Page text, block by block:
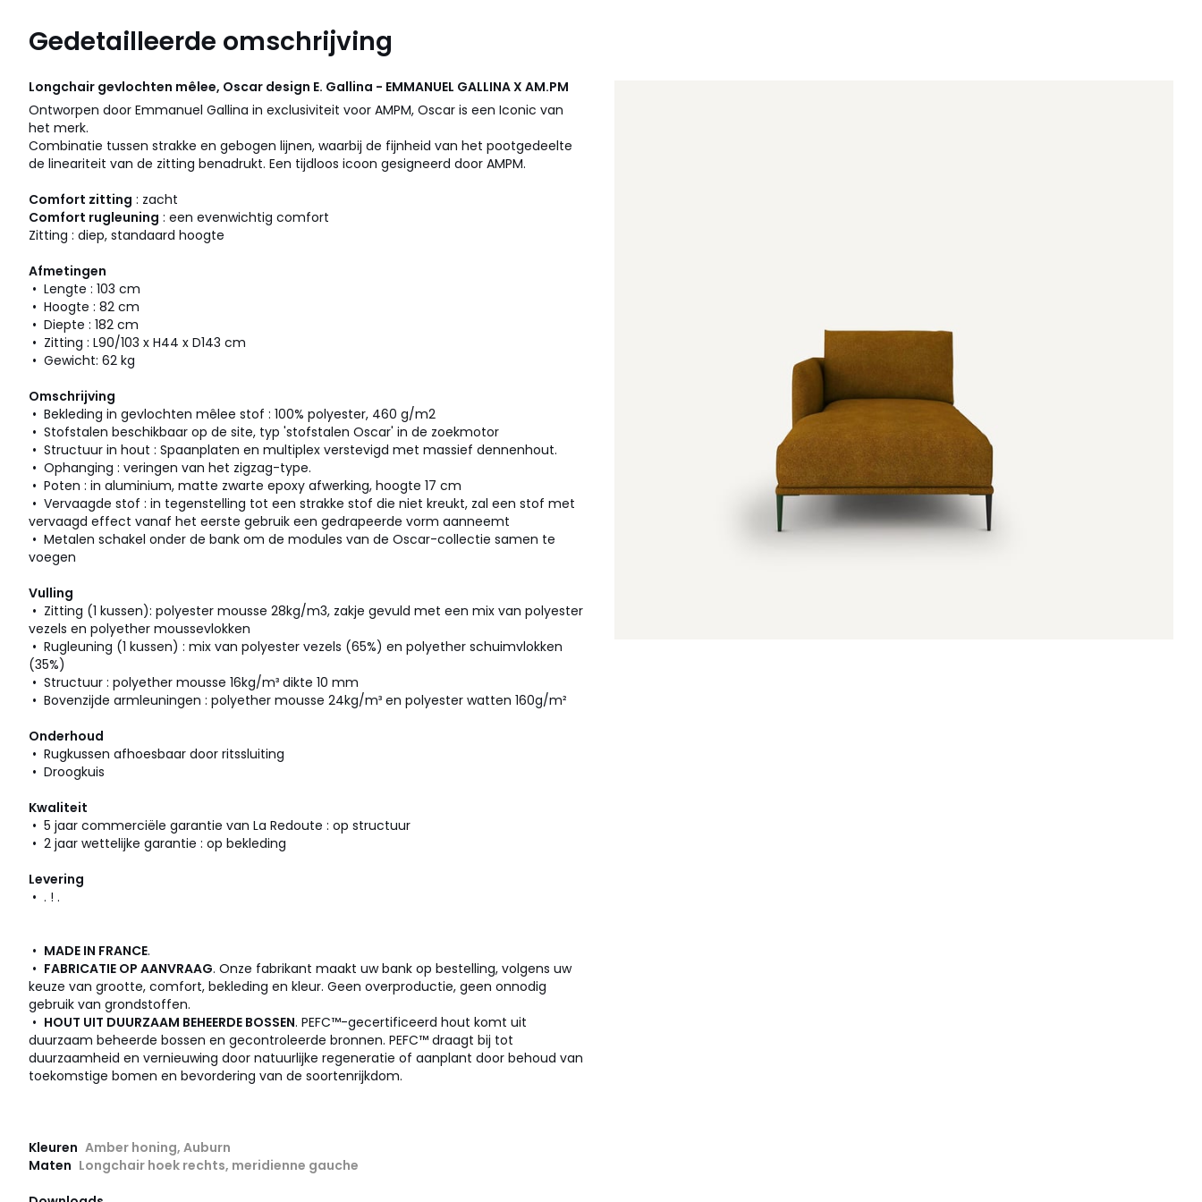
Gedetailleerde omschrijving
Longchair gevlochten mêlee, Oscar design E. Gallina - EMMANUEL GALLINA X AM.PM
Ontworpen door Emmanuel Gallina in exclusiviteit voor AMPM, Oscar is een Iconic van
het merk.
Combinatie tussen strakke en gebogen lijnen, waarbij de fijnheid van het pootgedeelte
de lineariteit van de zitting benadrukt. Een tijdloos icoon gesigneerd door AMPM.
Comfort zitting : zacht
Comfort rugleuning : een evenwichtig comfort
Zitting : diep, standaard hoogte
Afmetingen
• Lengte : 103 cm
• Hoogte : 82 cm
• Diepte : 182 cm
• Zitting : L90/103 x H44 x D143 cm
• Gewicht: 62 kg
Omschrijving
• Bekleding in gevlochten mêlee stof : 100% polyester, 460 g/m2
• Stofstalen beschikbaar op de site, typ 'stofstalen Oscar' in de zoekmotor
• Structuur in hout : Spaanplaten en multiplex verstevigd met massief dennenhout.
• Ophanging : veringen van het zigzag-type.
• Poten : in aluminium, matte zwarte epoxy afwerking, hoogte 17 cm
• Vervaagde stof : in tegenstelling tot een strakke stof die niet kreukt, zal een stof met
vervaagd effect vanaf het eerste gebruik een gedrapeerde vorm aanneemt
• Metalen schakel onder de bank om de modules van de Oscar-collectie samen te
voegen
Vulling
• Zitting (1 kussen): polyester mousse 28kg/m3, zakje gevuld met een mix van polyester
vezels en polyether moussevlokken
• Rugleuning (1 kussen) : mix van polyester vezels (65%) en polyether schuimvlokken
(35%)
• Structuur : polyether mousse 16kg/m³ dikte 10 mm
• Bovenzijde armleuningen : polyether mousse 24kg/m³ en polyester watten 160g/m²
Onderhoud
• Rugkussen afhoesbaar door ritssluiting
• Droogkuis
Kwaliteit
• 5 jaar commerciële garantie van La Redoute : op structuur
• 2 jaar wettelijke garantie : op bekleding
Levering
• . ! .
• MADE IN FRANCE.
• FABRICATIE OP AANVRAAG. Onze fabrikant maakt uw bank op bestelling, volgens uw
keuze van grootte, comfort, bekleding en kleur. Geen overproductie, geen onnodig
gebruik van grondstoffen.
• HOUT UIT DUURZAAM BEHEERDE BOSSEN. PEFC™-gecertificeerd hout komt uit
duurzaam beheerde bossen en gecontroleerde bronnen. PEFC™ draagt bij tot
duurzaamheid en vernieuwing door natuurlijke regeneratie of aanplant door behoud van
toekomstige bomen en bevordering van de soortenrijkdom.
Kleuren Amber honing, Auburn
Maten Longchair hoek rechts, meridienne gauche